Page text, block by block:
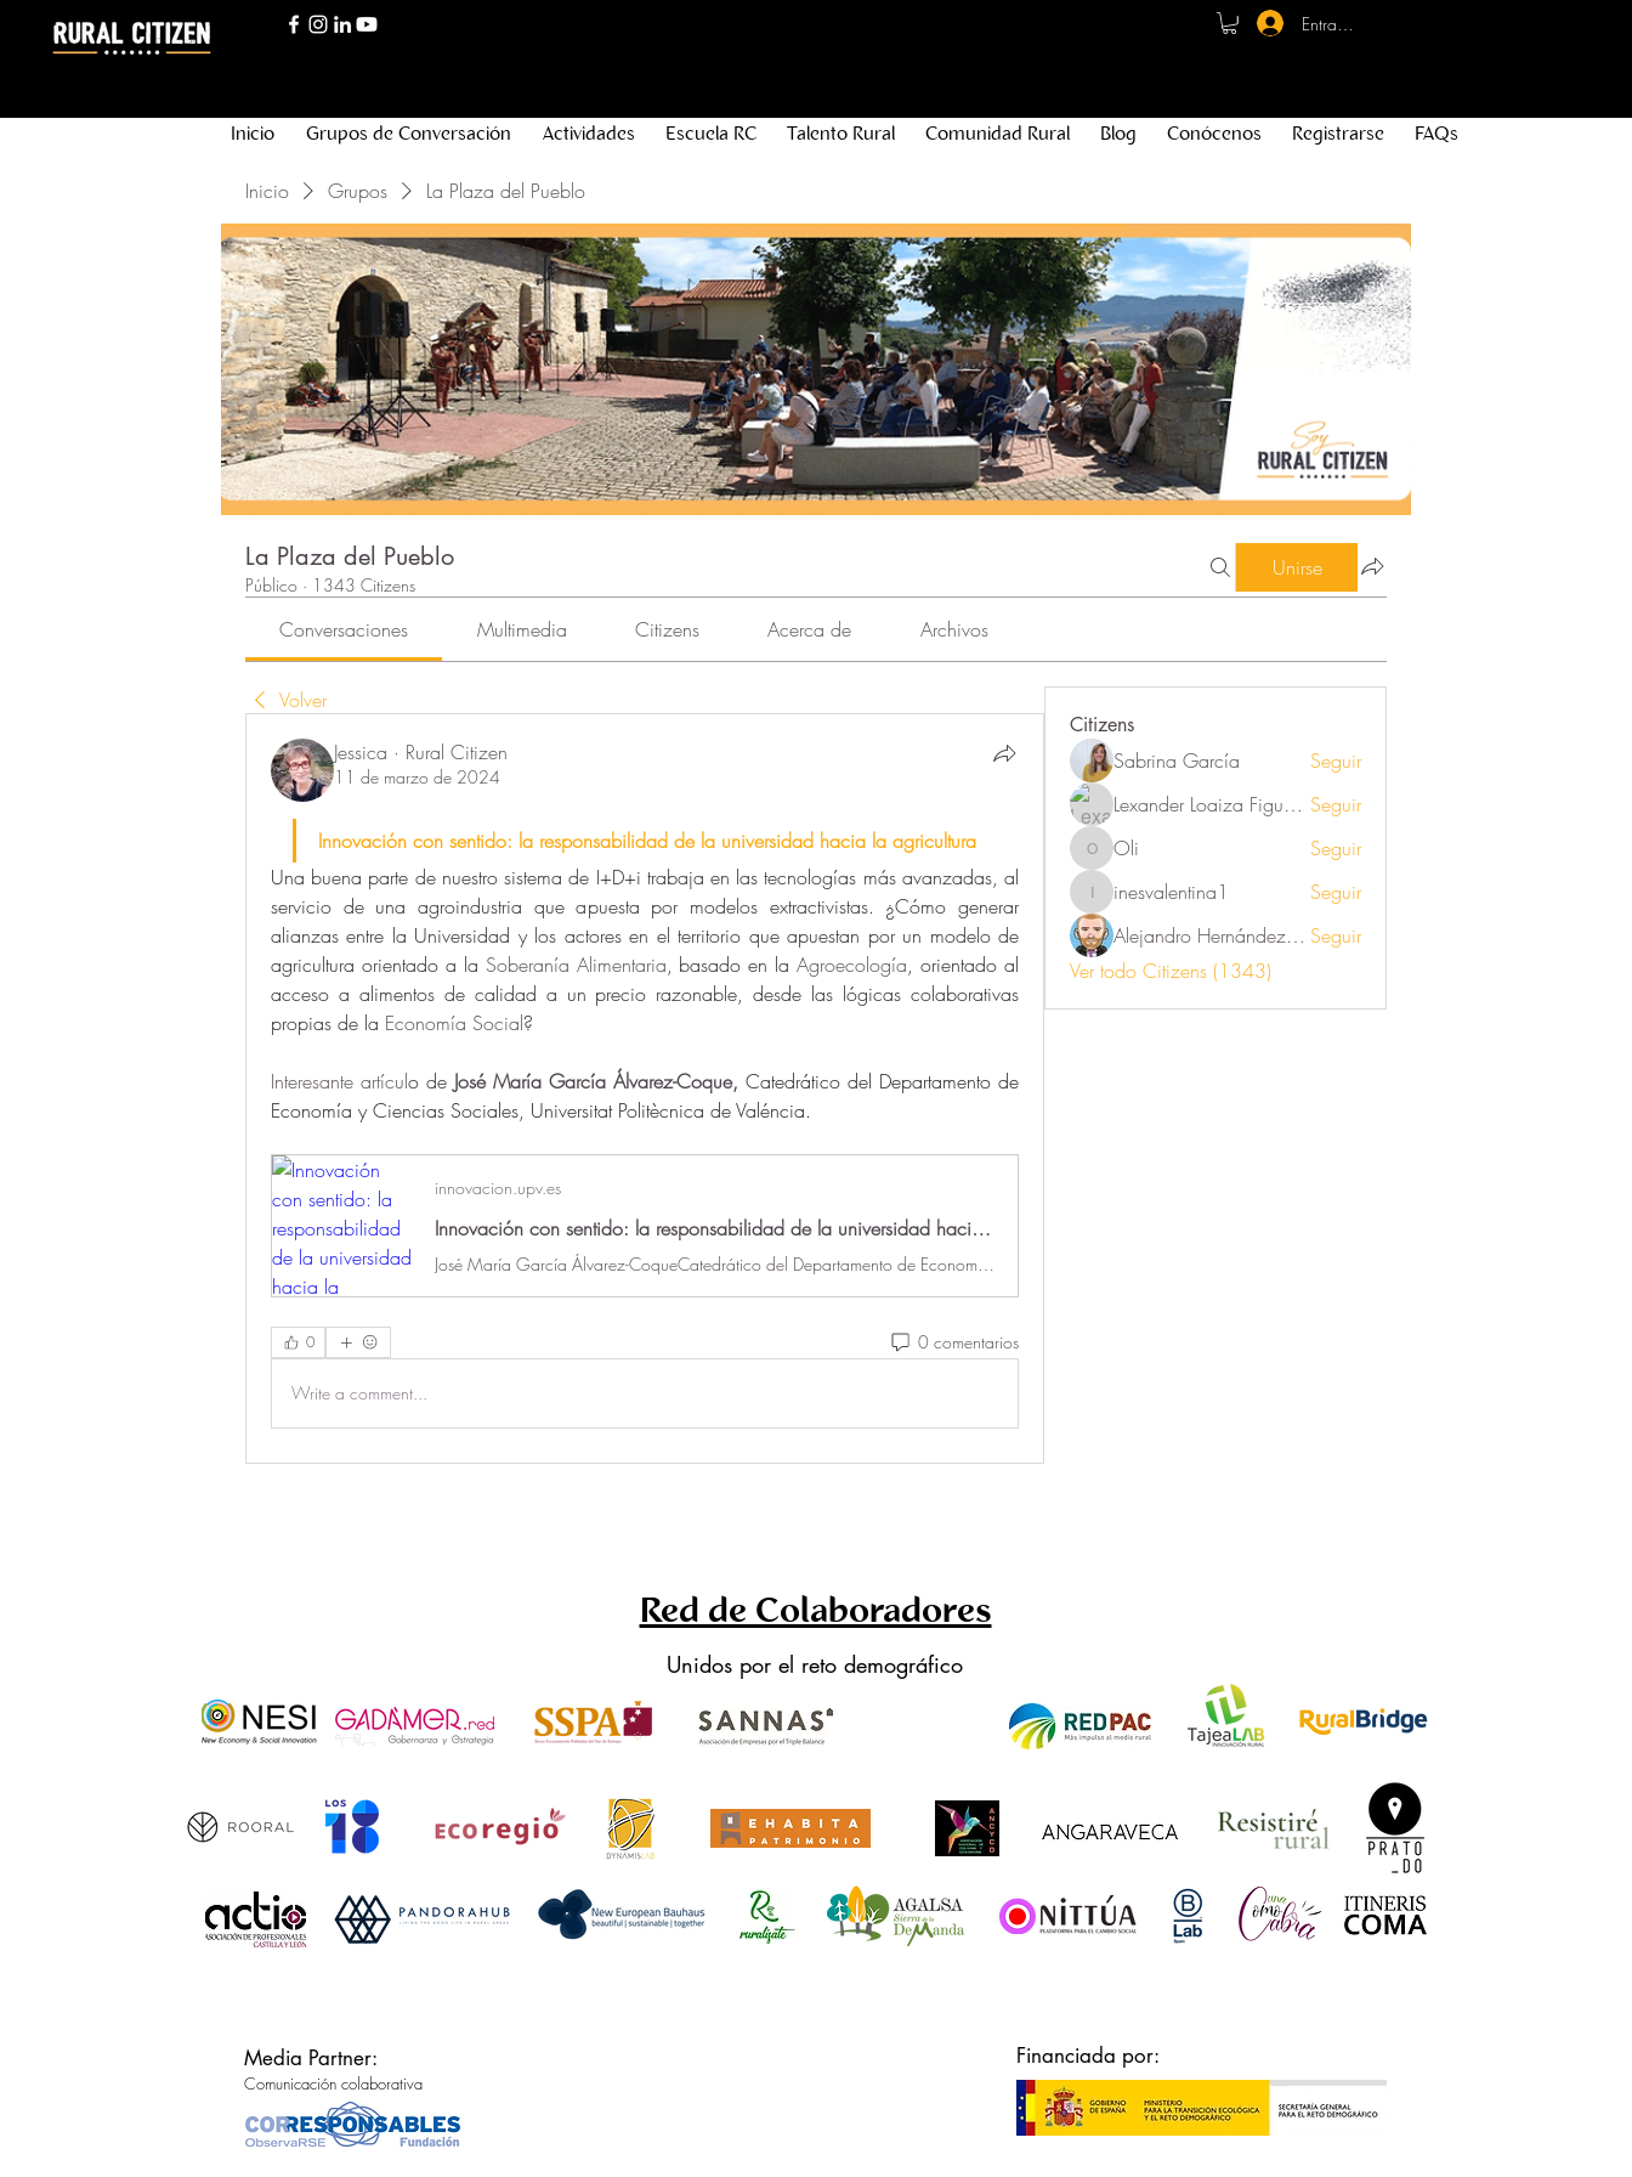
Entrar - Registro
Inicio Grupos de Conversación Actividades Escuela RC Talento Rural Comunidad Rural Blog Conócenos Registrarse FAQs
Inicio Grupos La Plaza del Pueblo
La Plaza del Pueblo
Público · 1343 Citizens
Unirse
Conversaciones Multimedia Citizens Acerca de Archivos
Volver
Jessica · Rural Citizen
11 de marzo de 2024
Innovación con sentido: la responsabilidad de la universidad hacia la agricultura
Una buena parte de nuestro sistema de I+D+i trabaja en las tecnologías más avanzadas, al
servicio de una agroindustria que apuesta por modelos extractivistas. ¿Cómo generar
alianzas entre la Universidad y los actores en el territorio que apuestan por un modelo de
agricultura orientado a la Soberanía Alimentaria, basado en la Agroecología, orientado al
acceso a alimentos de calidad a un precio razonable, desde las lógicas colaborativas
propias de la Economía Social?
Interesante artículo de José María García Álvarez-Coque, Catedrático del Departamento de
Economía y Ciencias Sociales, Universitat Politècnica de Valéncia.
innovacion.upv.es
Innovación con sentido: la responsabilidad de la universidad hacia la agricultura
0 0 comentarios
Write a comment...
Citizens
Sabrina García
Seguir
Lexander Loaiza Figueroa Seguir
Oli Oli Seguir
inesvalentina1
inesvalentina1
Seguir
Alejandro Hernández Renner Seguir
Ver todo Citizens (1343)
Red de Colaboradores
Unidos por el reto demográfico
Media Partner:
Comunicación colaborativa
Financiada por: